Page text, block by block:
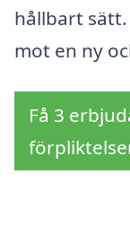
hållbart
mot en ny
Få 3